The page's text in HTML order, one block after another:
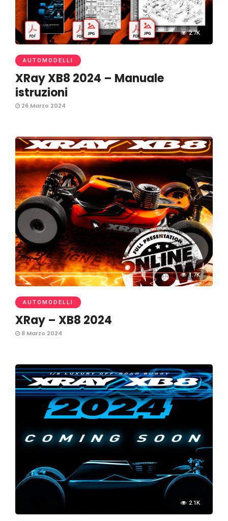
2.7K
AUTOMODELLI
XRay XB8 2024 – Manuale
istruzioni
26 Marzo 2024
1.7K
AUTOMODELLI
XRay – XB8 2024
8 Marzo 2024
2.1K